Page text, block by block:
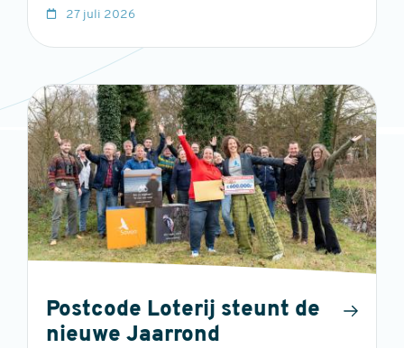
27 juli 2026
Postcode Loterij steunt de
nieuwe Jaarrond